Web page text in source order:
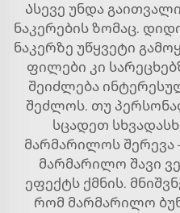
Ასევე უნდა
ნაკერების ზომაც.
ნაკერზე უწყვეტი
ფილები კი
შეიძლება
შეძლოს. თუ
სცადეთ
მარმარილოს
მარმარილო შავი
ეფექტს ქმნის.
რომ მარმარილო